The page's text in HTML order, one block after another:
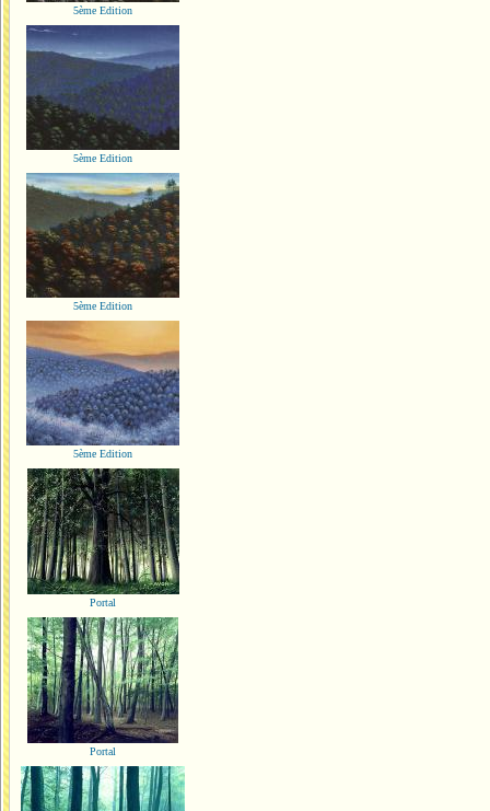
5ème Edition
5ème Edition
5ème Edition
5ème Edition
Portal
Portal